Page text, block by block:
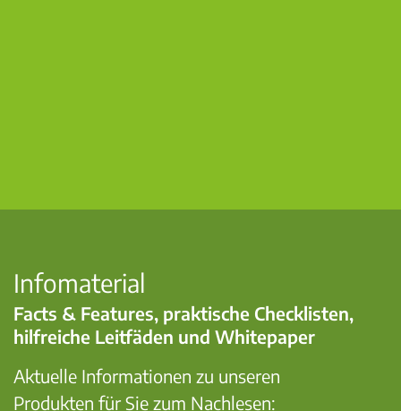
Infomaterial
Facts & Features, praktische Checklisten,
hilfreiche Leitfäden und Whitepaper
Aktuelle Informationen zu unseren
Produkten für Sie zum Nachlesen: